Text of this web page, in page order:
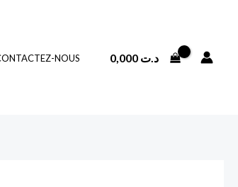
NOUS د.ت 0,000